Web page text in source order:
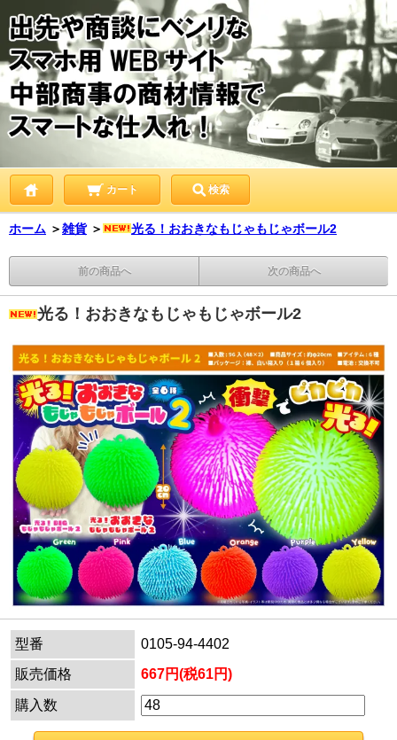
カート 検索
ホーム ＞雑貨 ＞ 光る！おおきなもじゃもじゃボール2
前の商品へ 次の商品へ
光る！おおきなもじゃもじゃボール2
型番
0105-94-4402
販売価格
667円(税61円)
購入数